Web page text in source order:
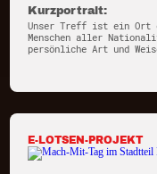
Kurzportrait:
Unser Treff ist ein Ort
Menschen aller
persönliche Art und
E-LOTSEN-PROJEKT